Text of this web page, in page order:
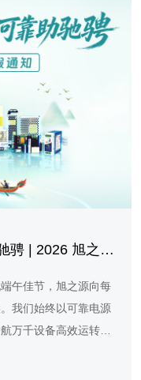
千舟竞上游，可靠助驰骋 | 2026 旭之源端午节放假通知
午佳节，旭之源向每
我们始终以可靠电源
万千设备高效运转，